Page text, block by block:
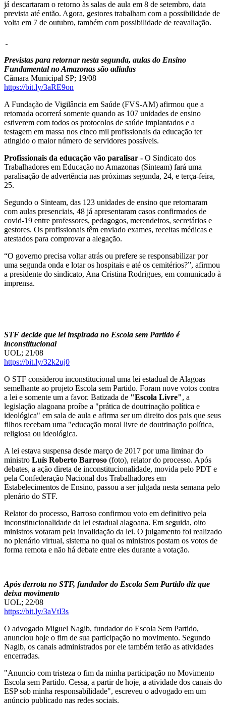
já descartaram o retorno às salas de aula em 8 de setembro, data
prevista até então. Agora, gestores trabalham com a possibilidade de
volta em 7 de outubro, também com possibilidade de reavaliação.
Previstas para retornar nesta segunda, aulas do Ensino
Fundamental no Amazonas são adiadas
Câmara Municipal SP; 19/08
https://bit.ly/3aRE9on
A Fundação de Vigilância em Saúde (FVS-AM) afirmou que a
retomada ocorrerá somente quando as 107 unidades de ensino
estiverem com todos os protocolos de saúde implantados e a
testagem em massa nos cinco mil profissionais da educação ter
atingido o maior número de servidores possíveis.
Profissionais da educação vão paralisar - O Sindicato dos
Trabalhadores em Educação no Amazonas (Sinteam) fará uma
paralisação de advertência nas próximas segunda, 24, e terça-feira,
25.
Segundo o Sinteam, das 123 unidades de ensino que retornaram
com aulas presenciais, 48 já apresentaram casos confirmados de
covid-19 entre professores, pedagogos, merendeiros, secretários e
gestores. Os profissionais têm enviado exames, receitas médicas e
atestados para comprovar a alegação.
“O governo precisa voltar atrás ou prefere se responsabilizar por
uma segunda onda e lotar os hospitais e até os cemitérios?”, afirmou
a presidente do sindicato, Ana Cristina Rodrigues, em comunicado à
imprensa.
STF decide que lei inspirada no Escola sem Partido é
inconstitucional
UOL; 21/08
https://bit.ly/32k2uj0
O STF considerou inconstitucional uma lei estadual de Alagoas
semelhante ao projeto Escola sem Partido. Foram nove votos contra
a lei e somente um a favor. Batizada de "Escola Livre", a
legislação alagoana proíbe a "prática de doutrinação política e
ideológica" em sala de aula e afirma ser um direito dos pais que seus
filhos recebam uma "educação moral livre de doutrinação política,
religiosa ou ideológica.
A lei estava suspensa desde março de 2017 por uma liminar do
ministro Luís Roberto Barroso (foto), relator do processo. Após
debates, a ação direta de inconstitucionalidade, movida pelo PDT e
pela Confederação Nacional dos Trabalhadores em
Estabelecimentos de Ensino, passou a ser julgada nesta semana pelo
plenário do STF.
Relator do processo, Barroso confirmou voto em definitivo pela
inconstitucionalidade da lei estadual alagoana. Em seguida, oito
ministros votaram pela invalidação da lei. O julgamento foi realizado
no plenário virtual, sistema no qual os ministros postam os votos de
forma remota e não há debate entre eles durante a votação.
Após derrota no STF, fundador do Escola Sem Partido diz que
deixa movimento
UOL; 22/08
https://bit.ly/3aVtI3s
O advogado Miguel Nagib, fundador do Escola Sem Partido,
anunciou hoje o fim de sua participação no movimento. Segundo
Nagib, os canais administrados por ele também terão as atividades
encerradas.
"Anuncio com tristeza o fim da minha participação no Movimento
Escola sem Partido. Cessa, a partir de hoje, a atividade dos canais do
ESP sob minha responsabilidade", escreveu o advogado em um
anúncio publicado nas redes sociais.